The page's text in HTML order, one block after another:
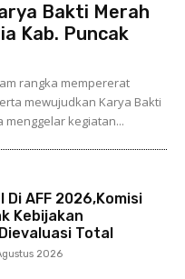
Bakti Merah
Kab. Puncak
rangka mempererat
mewujudkan Karya Bakti
menggelar kegiatan...
Di AFF 2026,Komisi
Kebijakan
Total
2026